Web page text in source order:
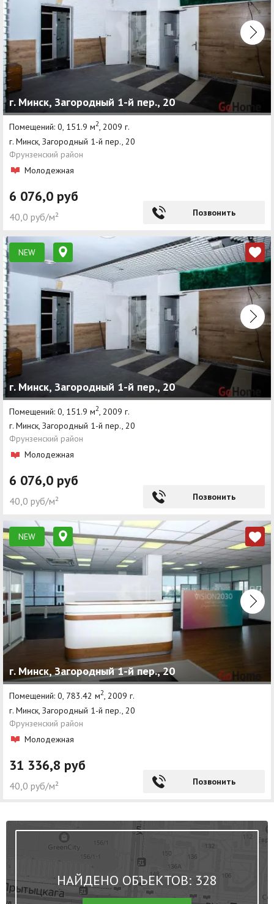
г. Минск, Загородный 1-й пер., 20
Помещений: 0, 151.9 м2, 2009 г.
г. Минск, Загородный 1-й пер., 20
Фрунзенский район
Молодежная
6 076,0 руб
40,0 руб/м² Позвонить
NEW
г. Минск, Загородный 1-й пер., 20
Помещений: 0, 151.9 м2 , 2009 г.
г. Минск, Загородный 1-й пер., 20
Фрунзенский район
Молодежная
6 076,0 руб
40,0 руб/м² Позвонить
NEW
г. Минск, Загородный 1-й пер., 20
Помещений: 0, 783.42 м2, 2009 г.
г. Минск, Загородный 1-й пер., 20
Фрунзенский район
Молодежная
31 336,8 руб
40,0 руб/м² Позвонить
НАЙДЕНО ОБЪЕКТОВ: 328